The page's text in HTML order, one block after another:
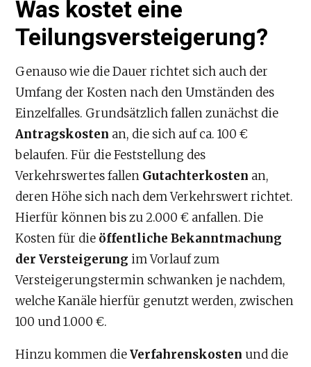
Was kostet eine
Teilungsversteigerung?
Genauso wie die Dauer richtet sich auch der
Umfang der Kosten nach den Umständen des
Einzelfalles. Grundsätzlich fallen zunächst die
Antragskosten an, die sich auf ca. 100 €
belaufen. Für die Feststellung des
Verkehrswertes fallen Gutachterkosten an,
deren Höhe sich nach dem Verkehrswert richtet.
Hierfür können bis zu 2.000 € anfallen. Die
Kosten für die öffentliche Bekanntmachung
der Versteigerung im Vorlauf zum
Versteigerungstermin schwanken je nachdem,
welche Kanäle hierfür genutzt werden, zwischen
100 und 1.000 €.
Hinzu kommen dieVerfahrenskosten und die